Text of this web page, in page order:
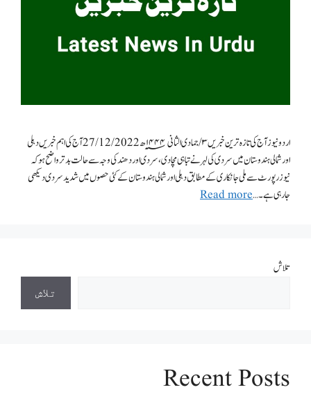
اردو نیوز آج کی تازہ ترین خبریں ۳/جمادی الثانی۱۴۴۴؁ھ 27/12/2022 آج کی اہم خبریں دہلی
اور شمالی ہندوستان میں سردی کی لہر نے تباہی مچا دی، سردی اور دھند کی وجہ سے حالت بدترواضح ہوکہ
نیوز رپورٹ سے ملی جانکاری کے مطابق دہلی اور شمالی ہندوستان کے کئی حصوں میں شدید سردی دیکھی
جارہی ہے۔ …Read more
تلاش
تلاش
Recent Posts